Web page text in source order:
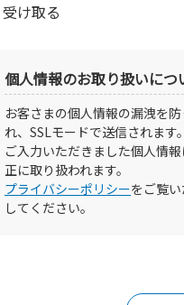
受け取る
個人情報のお取り扱いにつ
お客さまの個人情報の漏洩を
れ、SSLモードで送信されます。
ご入力いただきました個人情
正に取り扱われます。
プライバシーポリシーをご覧
してください。